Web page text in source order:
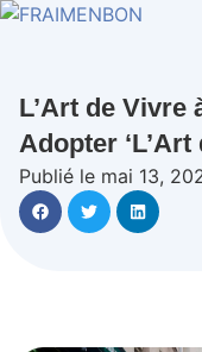
L’Art de Vivre
Adopter
Publié le mai 13,